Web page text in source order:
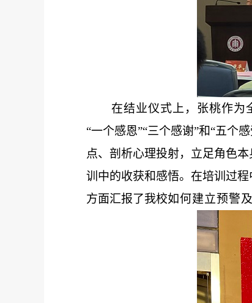
在结业仪式上，张桃作为
“一个感恩”“三个感谢”和“五个
点、 剖析心理投射， 立足角色本
训中的收获和感悟。 在培训过程
方面汇报了我校如何建立预警